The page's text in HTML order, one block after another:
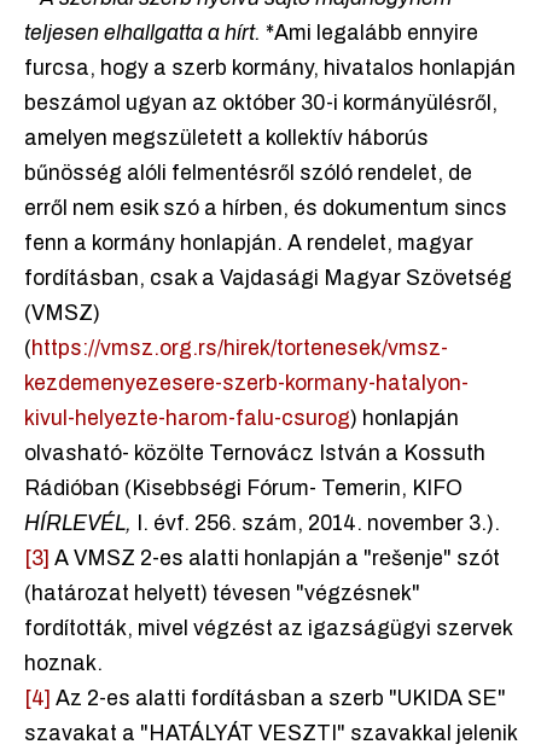
teljesen elhallgatta a hírt. *Ami legalább ennyire
furcsa, hogy a szerb kormány, hivatalos honlapján
beszámol ugyan az október 30-i kormányülésről,
amelyen megszületett a kollektív háborús
bűnösség alóli felmentésről szóló rendelet, de
erről nem esik szó a hírben, és dokumentum sincs
fenn a kormány honlapján. A rendelet, magyar
fordításban, csak a Vajdasági Magyar Szövetség
(VMSZ)
(https://vmsz.org.rs/hirek/tortenesek/vmsz-
kezdemenyezesere-szerb-kormany-hatalyon-
kivul-helyezte-harom-falu-csurog) honlapján
olvasható- közölte Ternovácz István a Kossuth
Rádióban (Kisebbségi Fórum- Temerin, KIFO
HÍRLEVÉL,
I. évf. 256. szám, 2014. november 3.).
[3] A VMSZ 2-es alatti honlapján a "rеšenje" szót
(határozat helyett) tévesen "végzésnek"
fordították, mivel végzést az igazságügyi szervek
hoznak.
[4] Az 2-es alatti fordításban a szerb "UKIDA SE"
szavakat a "HATÁLYÁT VESZTI" szavakkal jelenik